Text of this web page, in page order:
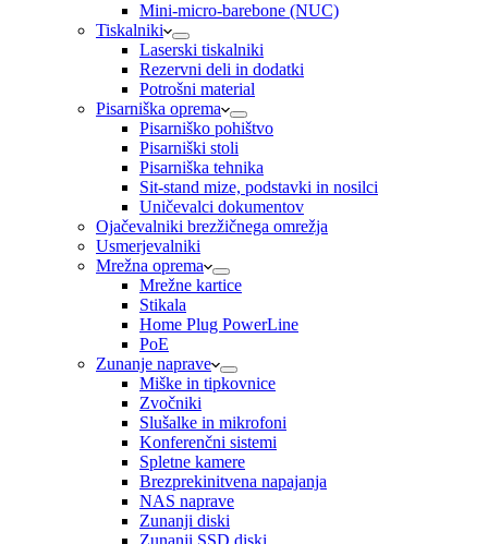
Mini-micro-barebone (NUC)
Tiskalniki
Laserski tiskalniki
Rezervni deli in dodatki
Potrošni material
Pisarniška oprema
Pisarniško pohištvo
Pisarniški stoli
Pisarniška tehnika
Sit-stand mize, podstavki in nosilci
Uničevalci dokumentov
Ojačevalniki brezžičnega omrežja
Usmerjevalniki
Mrežna oprema
Mrežne kartice
Stikala
Home Plug PowerLine
PoE
Zunanje naprave
Miške in tipkovnice
Zvočniki
Slušalke in mikrofoni
Konferenčni sistemi
Spletne kamere
Brezprekinitvena napajanja
NAS naprave
Zunanji diski
Zunanji SSD diski